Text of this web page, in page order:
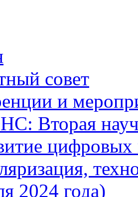
совет
и
Вторая
цифровых
2024 года)